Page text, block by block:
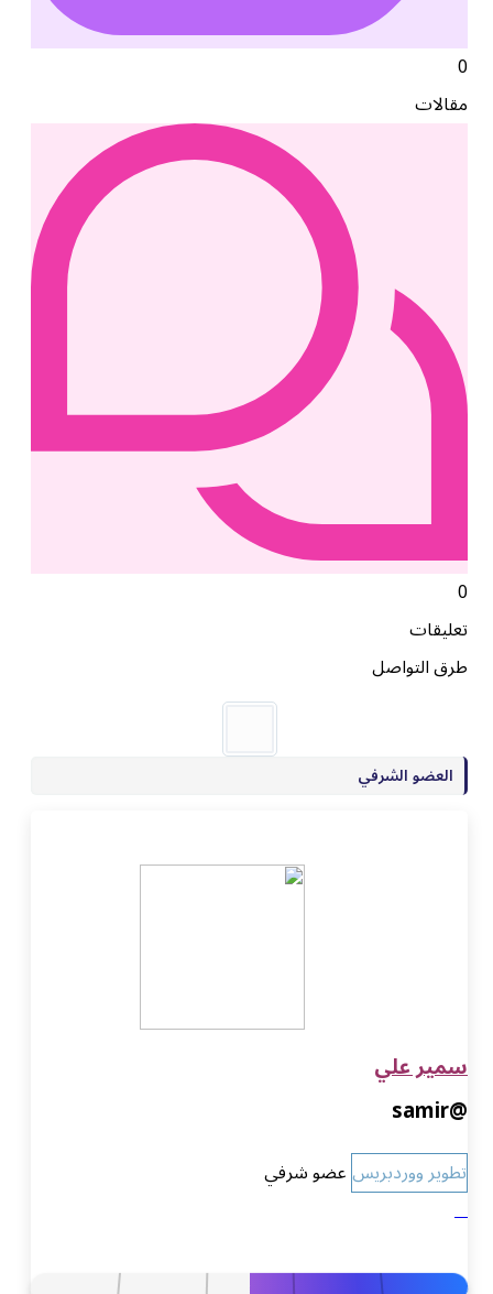
مقالات
تعليقات
طرق التواصل
العضو الشرفي
سمير علي
@samir
تطوير ووردبريسعضو شرفي